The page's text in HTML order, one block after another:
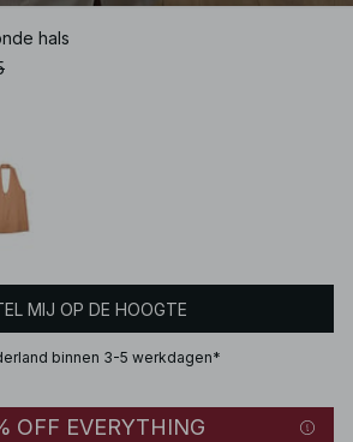
hals
MIJ OP DE HOOGTE
binnen 3-5 werkdagen*
OFF EVERYTHING